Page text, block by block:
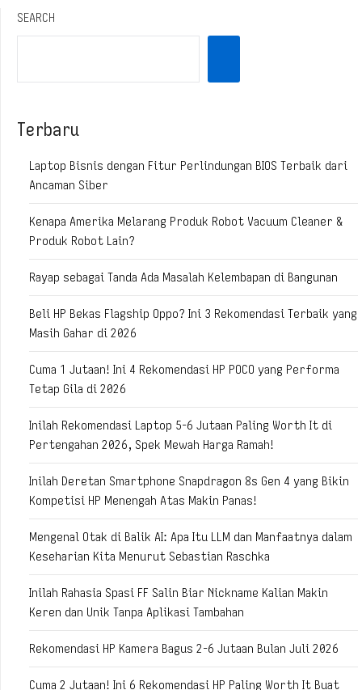
SEARCH
Terbaru
Laptop Bisnis dengan Fitur Perlindungan BIOS Terbaik dari
Ancaman Siber
Kenapa Amerika Melarang Produk Robot Vacuum Cleaner &
Produk Robot Lain?
Rayap sebagai Tanda Ada Masalah Kelembapan di Bangunan
Beli HP Bekas Flagship Oppo? Ini 3 Rekomendasi Terbaik yang
Masih Gahar di 2026
Cuma 1 Jutaan! Ini 4 Rekomendasi HP POCO yang Performa
Tetap Gila di 2026
Inilah Rekomendasi Laptop 5-6 Jutaan Paling Worth It di
Pertengahan 2026, Spek Mewah Harga Ramah!
Inilah Deretan Smartphone Snapdragon 8s Gen 4 yang Bikin
Kompetisi HP Menengah Atas Makin Panas!
Mengenal Otak di Balik AI: Apa Itu LLM dan Manfaatnya dalam
Keseharian Kita Menurut Sebastian Raschka
Inilah Rahasia Spasi FF Salin Biar Nickname Kalian Makin
Keren dan Unik Tanpa Aplikasi Tambahan
Rekomendasi HP Kamera Bagus 2-6 Jutaan Bulan Juli 2026
Cuma 2 Jutaan! Ini 6 Rekomendasi HP Paling Worth It Buat